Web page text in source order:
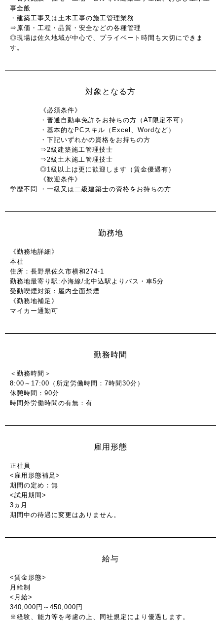
事全般
・建築工事又は土木工事の施工管理業務
⇒原価・工程・品質・安全などの各種管理
◎現場は佐久地域が中心で、プライベート時間も大切にできま
す。
対象となる方
学歴不問
《必須条件》
・普通自動車免許をお持ちの方（AT限定不可）
・基本的なPCスキル（Excel、Wordなど）
・下記いずれかの資格をお持ちの方
⇒2級建築施工管理技士
⇒2級土木施工管理技士
◎1級以上は更に歓迎します（賃金優遇有）
《歓迎条件》
・一級又は二級建築士の資格をお持ちの方
勤務地
《勤務地詳細》
本社
住所：長野県佐久市横和274-1
勤務地最寄り駅:小海線/北中込駅よりバス・車5分
受動喫煙対策：屋内全面禁煙
《勤務地補足》
マイカー通勤可
勤務時間
＜勤務時間＞
8:00～17:00（所定労働時間：7時間30分）
休憩時間：90分
時間外労働時間の有無：有
雇用形態
正社員
<雇用形態補足>
期間の定め：無
<試用期間>
3ヵ月
期間中の待遇に変更はありません。
給与
<賃金形態>
月給制
<月給>
340,000円～450,000円
※経験、能力等を考慮の上、同社規定により優遇します。